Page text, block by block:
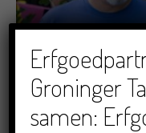
Dichters in de
Ommaans
29/06/2026
Groninger
samen: